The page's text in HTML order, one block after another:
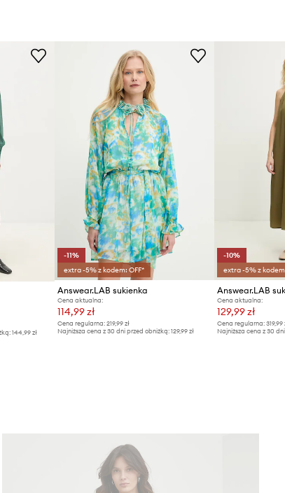
144,99 zł
-11%
extra -5% z kodem: OFF*
Answear.LAB sukienka
Cena aktualna:
114,99 zł
Cena regularna: 219,99 zł
Najniższa cena z 30 dni przed obniżką: 129,99 zł
-10%
extra -5% z
Answear.LAB
Cena aktualna:
129,99 zł
Cena regularna: 319,99
Najniższa cena z 30